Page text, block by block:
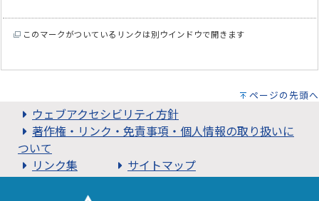
このマークがついているリンクは別ウインドウで開きます
ページの先頭へ
ウェブアクセシビリティ方針
著作権・リンク・免責事項・個人情報の取り扱いに
ついて
リンク集
サイトマップ